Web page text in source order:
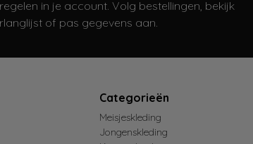
in je account. Volg bestellingen, bekijk
of pas gegevens aan.
Categorieën
Meisjeskleding
Jongenskleding